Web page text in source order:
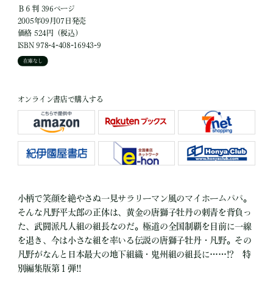
Ｂ６判 396ページ
2005年09月07日発売
価格 524円（税込）
ISBN 978-4-408-16943-9
在庫なし
オンライン書店で購入する
小柄で笑顔を絶やさぬ一見サラリーマン風のマイホームパパ。
そんな凡野平太郎の正体は、黄金の唐獅子牡丹の刺青を背負っ
た、武闘派凡人組の組長なのだ。極道の全国制覇を目前に一線
を退き、今は小さな組を率いる伝説の唐獅子牡丹・凡野。その
凡野がなんと日本最大の地下組織・鬼州組の組長に……!? 特
別編集版第１弾!!